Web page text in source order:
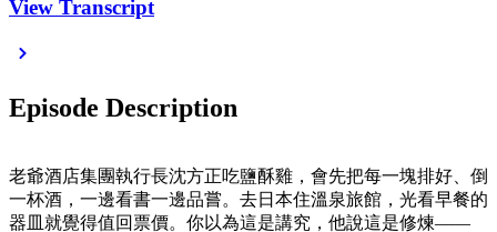
View Transcript
Episode Description
老爺酒店集團執行長沈方正吃鹽酥雞，會先把每一塊排好、倒
一杯酒，一邊看書一邊品嘗。去日本住溫泉旅館，光看早餐的
器皿就覺得值回票價。你以為這是講究，他說這是修煉——